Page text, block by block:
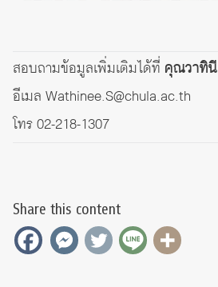
สอบถามข้อมูลเพิ่มเติมได้ที่ คุณวาทินี
อีเมล Wathinee.S@chula.ac.th
โทร 02-218-1307
Share this content